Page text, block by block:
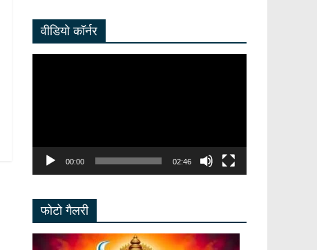
वीडियो कॉर्नर
00:00 02:46
फोटो गैलरी